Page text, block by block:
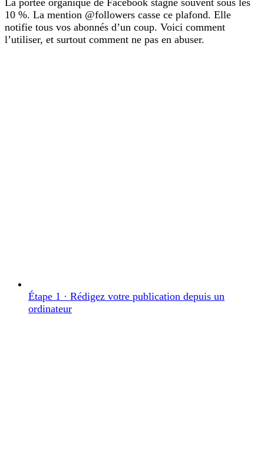
10 %. La mention @followers casse ce plafond. Elle
notifie tous vos abonnés d’un coup. Voici comment
l’utiliser, et surtout comment ne pas en abuser.
Étape 1 · Rédigez votre publication depuis un
ordinateur